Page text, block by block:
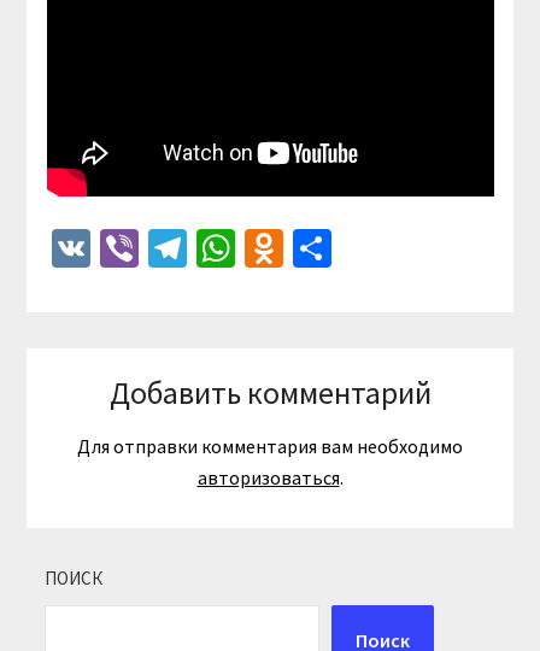
VKViberTelegram
WhatsApp
Odnoklassniki
Отправить
Добавить комментарий
Для отправки комментария вам необходимо
авторизоваться.
ПОИСК
Поиск